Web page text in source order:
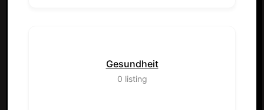
Gesundheit
0 listing